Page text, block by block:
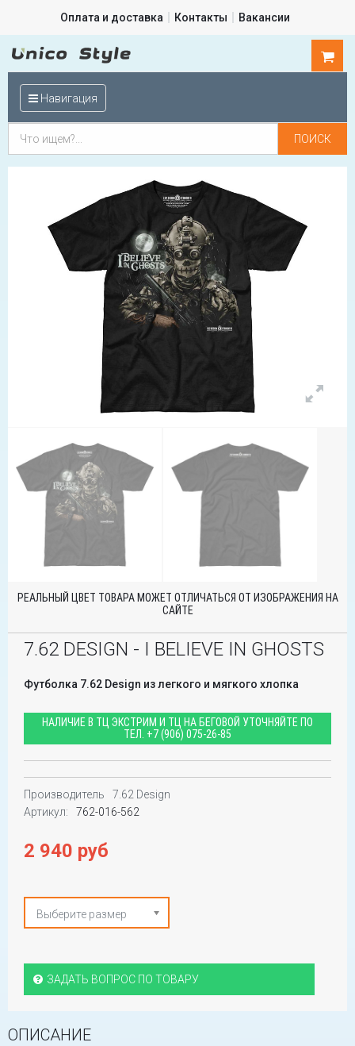
Оплата и доставка Контакты Вакансии
Навигация
РЕАЛЬНЫЙ ЦВЕТ ТОВАРА МОЖЕТ ОТЛИЧАТЬСЯ ОТ ИЗОБРАЖЕНИЯ НА
САЙТЕ
7.62 DESIGN - I BELIEVE IN GHOSTS
Футболка 7.62 Design из легкого и мягкого хлопка
НАЛИЧИЕ В ТЦ ЭКСТРИМ И ТЦ НА БЕГОВОЙ УТОЧНЯЙТЕ ПО
ТЕЛ. +7 (906) 075-26-85
Производитель
7.62 Design
Артикул:
762-016-562
2 940 руб
Выберите размер
ЗАДАТЬ ВОПРОС ПО ТОВАРУ
ОПИСАНИЕ